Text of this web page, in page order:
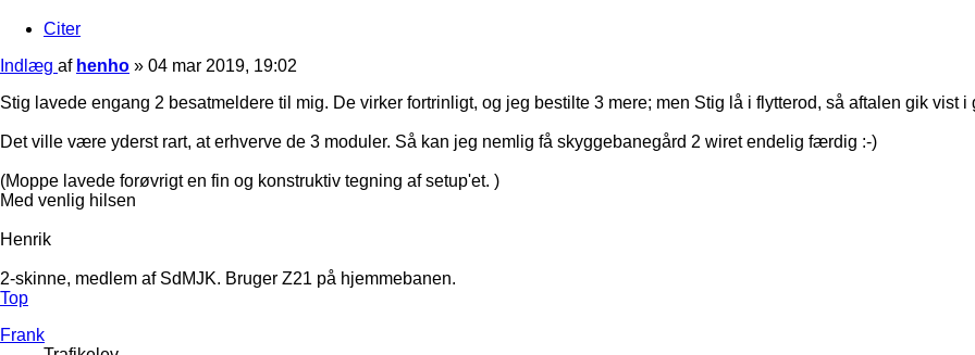
Citer
Indlæg af henho » 04 mar 2019, 19:02
Stig lavede engang 2 besatmeldere til mig. De virker fortrinligt, og jeg bestilte 3 mere; men Stig lå i flytterod, så aftalen gik vist i
Det ville være yderst rart, at erhverve de 3 moduler. Så kan jeg nemlig få skyggebanegård 2 wiret endelig færdig :-)
(Moppe lavede forøvrigt en fin og konstruktiv tegning af setup'et. )
Med venlig hilsen
Henrik
2-skinne, medlem af SdMJK. Bruger Z21 på hjemmebanen.
Top
Frank